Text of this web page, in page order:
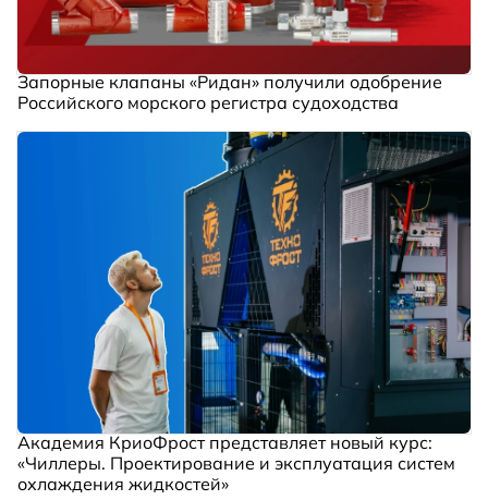
Запорные клапаны «Ридан» получили одобрение
Российского морского регистра судоходства
Академия КриоФрост представляет новый курс:
«Чиллеры. Проектирование и эксплуатация систем
охлаждения жидкостей»